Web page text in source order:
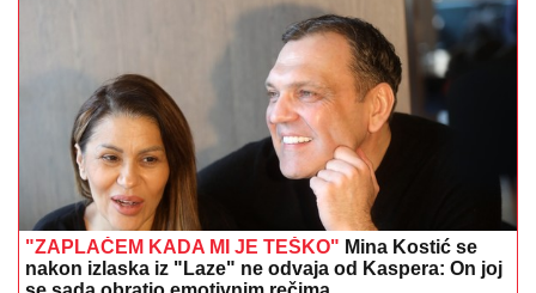
"ZAPLAČEM KADA MI JE TEŠKO" Mina Kostić se
nakon izlaska iz "Laze" ne odvaja od Kaspera: On joj